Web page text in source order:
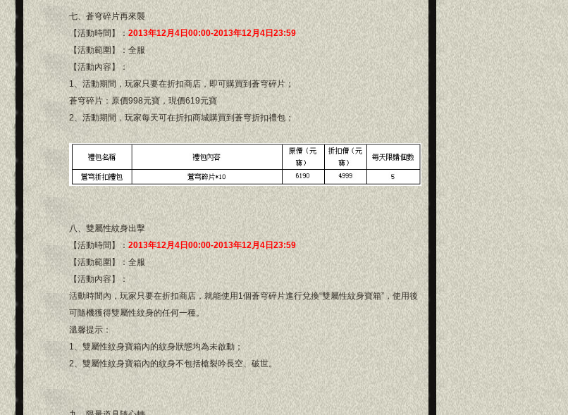
七、蒼穹碎片再來襲
【活動時間】：2013年12月4日00:00-2013年12月4日23:59
【活動範圍】：全服
【活動內容】：
1、活動期間，玩家只要在折扣商店，即可購買到蒼穹碎片；
蒼穹碎片：原價998元寶，現價619元寶
2、活動期間，玩家每天可在折扣商城購買到蒼穹折扣禮包；
八、雙屬性紋身出擊
【活動時間】： 2013年12月4日00:00-2013年12月4日23:59
【活動範圍】：全服
【活動內容】：
活動時間內，玩家只要在折扣商店，就能使用1個蒼穹碎片進行兌換“雙屬性紋身寶箱”，使用後
可隨機獲得雙屬性紋身的任何一種。
溫馨提示：
1、雙屬性紋身寶箱內的紋身狀態均為未啟動；
2、雙屬性紋身寶箱內的紋身不包括槍裂吟長空、破世。